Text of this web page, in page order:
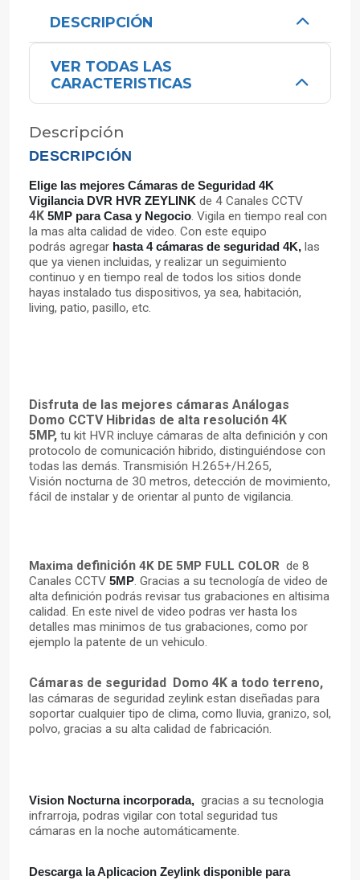
DESCRIPCIÓN
VER TODAS LAS
CARACTERISTICAS
Descripción
DESCRIPCIÓN
Elige las mejores Cámaras de Seguridad 4K
Vigilancia DVR HVR ZEYLINK de 4 Canales CCTV
4K 5MP para Casa y Negocio. Vigila en tiempo real con
la mas alta calidad de video. Con este equipo
podrás agregar hasta 4 cámaras de seguridad 4K, las
que ya vienen incluidas, y realizar un seguimiento
continuo y en tiempo real de todos los sitios donde
hayas instalado tus dispositivos, ya sea, habitación,
living, patio, pasillo, etc.
Disfruta de las mejores cámaras Análogas
Domo CCTV Hibridas de alta resolución 4K
5MP, tu kit HVR incluye cámaras de alta definición y con
protocolo de comunicación hibrido, distinguiéndose con
todas las demás. Transmisión H.265+/H.265,
Visión nocturna de 30 metros, detección de movimiento,
fácil de instalar y de orientar al punto de vigilancia.
Maxima definición 4K DE 5MP FULL COLOR de 8
Canales CCTV 5MP. Gracias a su tecnología de video de
alta definición podrás revisar tus grabaciones en altisima
calidad. En este nivel de video podras ver hasta los
detalles mas minimos de tus grabaciones, como por
ejemplo la patente de un vehiculo.
Cámaras de seguridad Domo 4K a todo terreno,
las cámaras de seguridad zeylink estan diseñadas para
soportar cualquier tipo de clima, como lluvia, granizo, sol,
polvo, gracias a su alta calidad de fabricación.
Vision Nocturna incorporada, gracias a su tecnologia
infrarroja, podras vigilar con total seguridad tus
cámaras en la noche automáticamente.
Descarga la Aplicacion Zeylink disponible para